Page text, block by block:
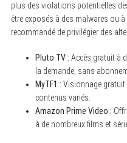
plus des violations potentielles
être exposés à des malwares ou
recommandé de privilégier des
Pluto TV : Accès gratuit à
la demande, sans
MyTF1 : Visionnage gratuit
contenus variés.
Amazon Prime Video :
à de nombreux films et
r
c